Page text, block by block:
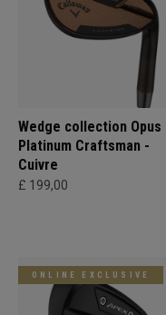
Wedge collection Opus
Platinum Craftsman -
Cuivre
£ 199,00
ONLINE EXCLUSIVE